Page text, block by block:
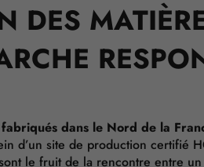
DES
dans le Nord de la
d’un site de production certifié
le fruit de la rencontre entre un